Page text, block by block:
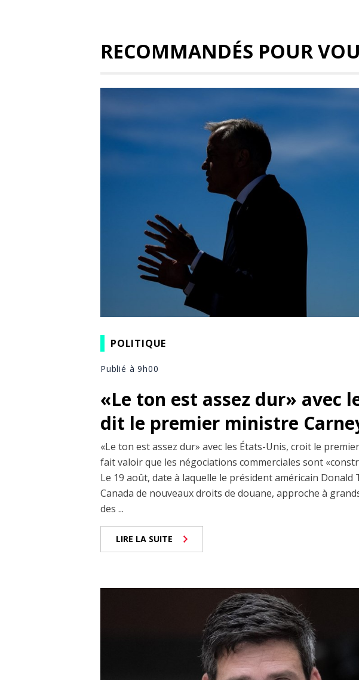
RECOMMANDÉS POUR
POLITIQUE
Publié à 9h00
«Le ton est assez dur» avec
dit le premier ministre
«Le ton est assez dur» avec les États-Unis, croit le
fait valoir que les négociations commerciales sont
Le 19 août, date à laquelle le président américain
Canada de nouveaux droits de douane, approche à
des ...
LIRE LA SUITE